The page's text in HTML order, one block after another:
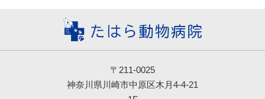
〒211-0025
神奈川県川崎市中原区木月4-4-21